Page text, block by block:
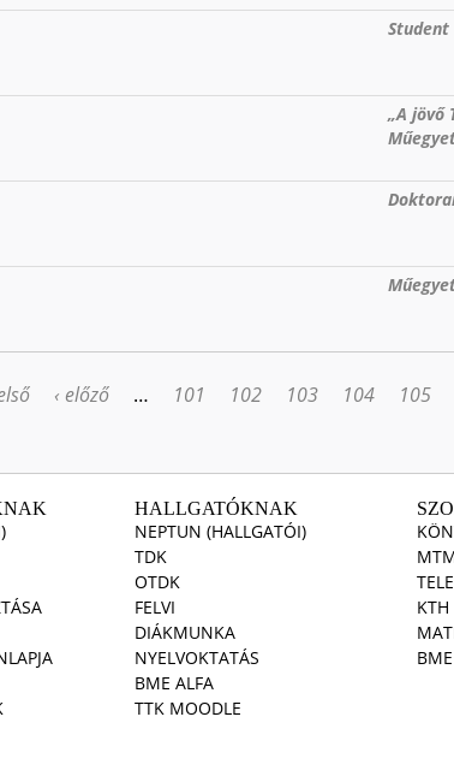
„A jövő
‹ előző … 101 102 103 104 105
HALLGATÓKNAK
NEPTUN (HALLGATÓI)
TDK
OTDK
FELVI
DIÁKMUNKA
NYELVOKTATÁS
BME ALFA
TTK MOODLE
KTH